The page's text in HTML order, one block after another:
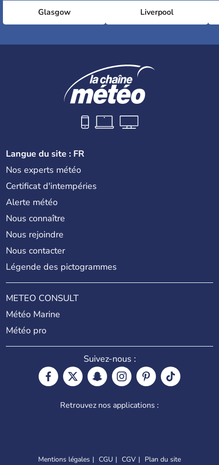
Glasgow Liverpool
Langue du site : FR
Nos experts météo
Certificat d'intempéries
Alerte météo
Nous connaître
Nous rejoindre
Nous contacter
Légende des pictogrammes
METEO CONSULT
Météo Marine
Météo pro
Suivez-nous :
Retrouvez nos applications :
Mentions légales CGU CGV Plan du site